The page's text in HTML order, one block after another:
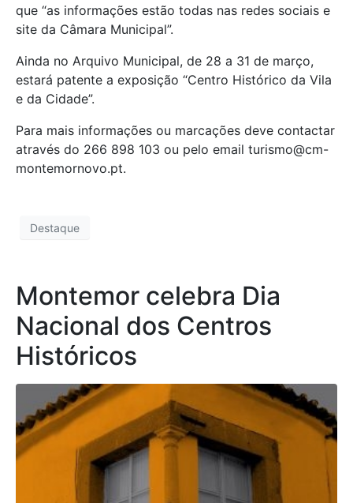
que “as informações estão todas nas redes sociais e
site da Câmara Municipal”.
Ainda no Arquivo Municipal, de 28 a 31 de março,
estará patente a exposição “Centro Histórico da Vila
e da Cidade”.
Para mais informações ou marcações deve contactar
através do 266 898 103 ou pelo email turismo@cm-
montemornovo.pt.
Destaque
Montemor celebra Dia
Nacional dos Centros
Históricos